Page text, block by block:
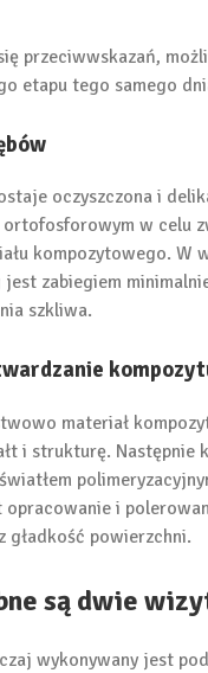
przeciwwskazań,
etapu tego samego
oczyszczona i
w celu
kompozytowego. W
zabiegiem
szkliwa.
materiał
i strukturę. Następnie
i
gładkość powierzchni.
są dwie
wykonywany jest